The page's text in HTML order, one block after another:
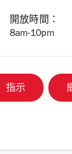
開放時間：
8am-10pm
指示